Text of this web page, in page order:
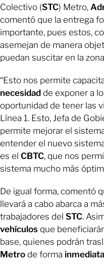
Colectivo (STC) Metro,
comentó que la entrega
importante, pues estos,
asemejan de manera
puedan suscitar en la
“Esto nos permite
necesidad de exponer a
oportunidad de tener las
Línea 1. Esto, Jefa de
permite mejorar el
entender el nuevo
es el CBTC, que nos
sistema mucho más
De igual forma, comentó
llevará a cabo abarca a
trabajadores del STC.
vehículos que
base, quienes podrán
Metro de forma inmediata